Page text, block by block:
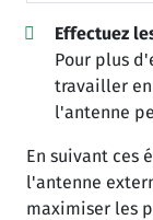
Effectuez
Pour plus
travailler
l'antenne
En suivant ces
l'antenne
maximiser les